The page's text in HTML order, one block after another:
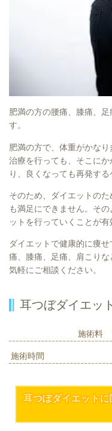
肥満の方の腰痛、膝痛、
す。
肥満の方で、体重がかな
治療を行っても、そこに
り、良くなっても再発する
そのため、ダイエットの
も満足にできません。そ
ットを行っていくことが有
ダイエットで健康的に痩
痛、膝痛、足痛、肩こり
気軽にご相談ください。
耳つぼダイエッ
施術料 1
施術時間
耳つぼダイエット